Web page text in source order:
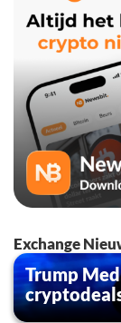
Exchange
Trump